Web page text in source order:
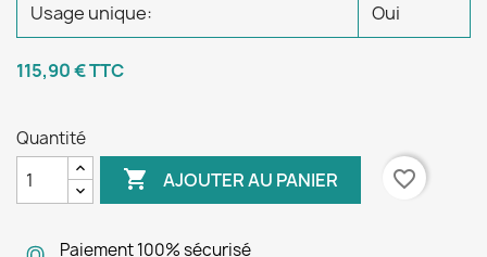
Usage unique: Oui
115,90 €TTC
Quantité
 AJOUTER AU PANIER favorite_border
Paiement 100% sécurisé